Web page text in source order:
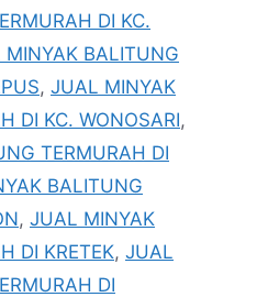
DI KC.
BALITUNG
, JUAL MINYAK
DI KC. WONOSARI,
TERMURAH DI
BALITUNG
, JUAL MINYAK
DI KRETEK, JUAL
DI